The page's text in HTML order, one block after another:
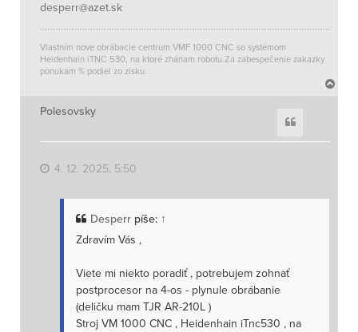
desperr@azet.sk
Vlastním nove obrábacie centrum VMF 1000 CNC so systémom
Heidenhain iTNC 530, na ktoré zhánam robotu.Za zabespečenie zakazky
ponukam % podiel zo zisku.
a
Polesovsky
4. 12. 2025, 5:50
Desperr píše: ↑
Zdravím Vás ,
Viete mi niekto poradiť , potrebujem zohnať
postprocesor na 4-os - plynule obrábanie
(deličku mam TJR AR-210L )
Stroj VM 1000 CNC , Heidenhain iTnc530 , na